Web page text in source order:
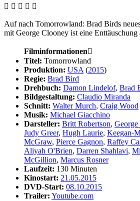
    
Auf nach Tomorrowland: Brad Birds
mit George Clooney ist eine
Filminformationen
Titel: Tomorrowland
Produktion: USA (2015)
Regie: Brad Bird
Drehbuch: Damon Lindelof, Brad
Bildgestaltung: Claudio Miranda
Schnitt: Walter Murch, Craig Wood
Musik: Michael Giacchino
Darsteller: Britt Robertson,
Judy Greer, Hugh Laurie, Keegan-
McGraw, Pierce Gagnon, Raffey
Aliyah O'Brien, Darren Shahlavi,
McGillion, Marcus Rosner
Laufzeit: 130 Minuten
Kinostart: 21.05.2015
DVD-Start: 08.10.2015
Trailer: Youtube.com